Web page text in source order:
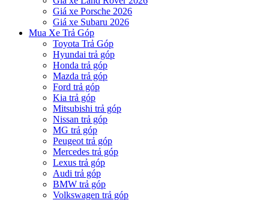
Giá xe Porsche 2026
Giá xe Subaru 2026
Mua Xe Trả Góp
Toyota Trả Góp
Hyundai trả góp
Honda trả góp
Mazda trả góp
Ford trả góp
Kia trả góp
Mitsubishi trả góp
Nissan trả góp
MG trả góp
Peugeot trả góp
Mercedes trả góp
Lexus trả góp
Audi trả góp
BMW trả góp
Volkswagen trả góp